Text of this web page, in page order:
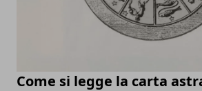
Come si legge la carta